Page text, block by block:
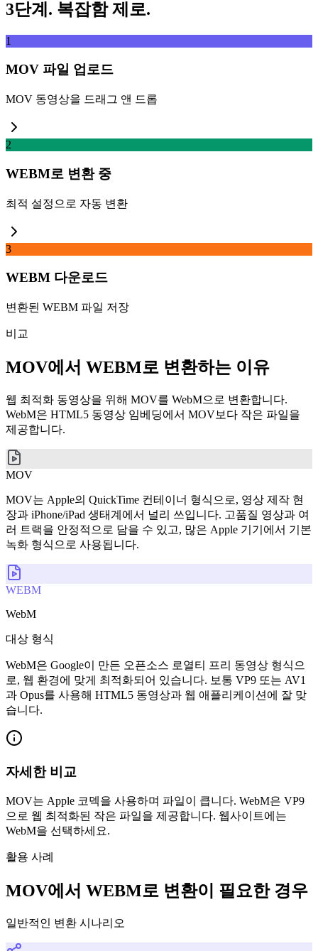
3단계. 복잡함 제로.
1
MOV 파일 업로드
MOV 동영상을 드래그 앤 드롭
2
WEBM로 변환 중
최적 설정으로 자동 변환
3
WEBM 다운로드
변환된 WEBM 파일 저장
비교
MOV에서 WEBM로 변환하는 이유
웹 최적화 동영상을 위해 MOV를 WebM으로 변환합니다.
WebM은 HTML5 동영상 임베딩에서 MOV보다 작은 파일을
제공합니다.
MOV
MOV는 Apple의 QuickTime 컨테이너 형식으로, 영상 제작 현
장과 iPhone/iPad 생태계에서 널리 쓰입니다. 고품질 영상과 여
러 트랙을 안정적으로 담을 수 있고, 많은 Apple 기기에서 기본
녹화 형식으로 사용됩니다.
WEBM
WebM
대상 형식
WebM은 Google이 만든 오픈소스 로열티 프리 동영상 형식으
로, 웹 환경에 맞게 최적화되어 있습니다. 보통 VP9 또는 AV1
과 Opus를 사용해 HTML5 동영상과 웹 애플리케이션에 잘 맞
습니다.
자세한 비교
MOV는 Apple 코덱을 사용하며 파일이 큽니다. WebM은 VP9
으로 웹 최적화된 작은 파일을 제공합니다. 웹사이트에는
WebM을 선택하세요.
활용 사례
MOV에서 WEBM로 변환이 필요한 경우
일반적인 변환 시나리오